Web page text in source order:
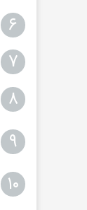
۶
۷
۸
۹
۱۰